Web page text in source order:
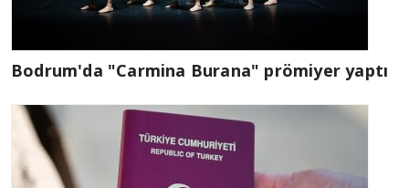
Bodrum'da "Carmina Burana" prömiyer yaptı